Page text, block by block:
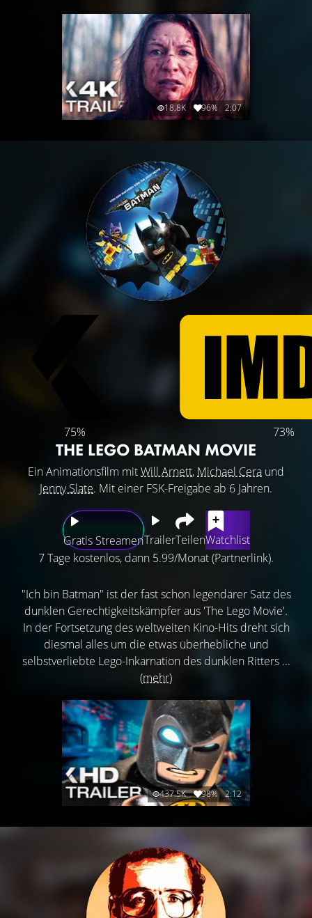
18.8K 96% 2:07
75% 73%
THE LEGO BATMAN MOVIE
Ein Animationsfilm mitWill Arnett, Michael Cera und
Jenny Slate. Mit einer FSK-Freigabe ab 6 Jahren.
Gratis StreamenTrailerTeilenWatchlist
7 Tage kostenlos, dann 5.99/Monat (Partnerlink).
"Ich bin Batman" ist der fast schon legendärer Satz des
dunklen Gerechtigkeitskämpfer aus 'The Lego Movie'.
In der Fortsetzung des weltweiten Kino-Hits dreht sich
diesmal alles um die etwas überhebliche und
selbstverliebte Lego-Inkarnation des dunklen Ritters ...
(mehr)
437.5K 98% 2:12